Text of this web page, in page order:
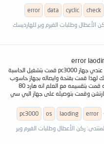
check
cyclic
data
error
الأعطال وطلبات الفيرم وير للهارديسك
السلام عليكم اخواني الاعزاء بعد التحية عندي جهاز pc3000 قمت بتشغيل الحاسبة
لهذا قمت بفتحة وايصاله بجهاز حاسوب
ثاني فقمت بفرمتته واشتغل والحمد لله قمت بتقسيمه مع العلم انه هارد 80
والذي اتى مع الكارت الى 2 بارتشن وقمت بتوصيله على جهاز البي سي
error
laoding
os
pc3000
ركن الأعطال وطلبات الفيرم وير